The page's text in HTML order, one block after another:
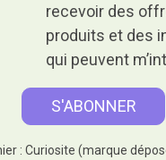
recevoir des
produits et des
qui peuvent
: Curiosite (marque